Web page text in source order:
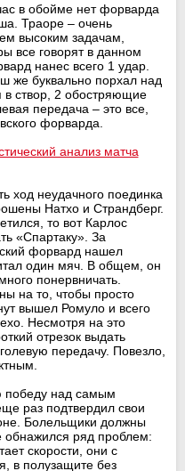
в обойме нет форварда
Траоре – очень
высоким задачам,
все говорят в данном
нанес всего 1 удар.
же буквально порхал над
в створ, 2 обостряющие
передача – это все,
форварда.
ход неудачного поединка
Натхо и Страндберг.
то вот Карлос
«Спартаку». За
форвард нашел
один мяч. В общем, он
понервничать.
на то, чтобы просто
вышел Ромуло и всего
Несмотря на это
отрезок выдать
передачу. Повезло,
победу над самым
раз подтвердил свои
Болельщики должны
ряд проблем:
скорости, они с
в полузащите без